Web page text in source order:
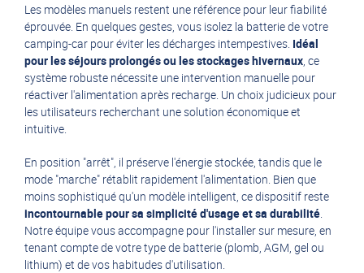
Les modèles manuels restent une référence pour leur fiabilité
éprouvée. En quelques gestes, vous isolez la batterie de votre
camping-car pour éviter les décharges intempestives. Idéal
pour les séjours prolongés ou les stockages hivernaux, ce
système robuste nécessite une intervention manuelle pour
réactiver l'alimentation après recharge. Un choix judicieux pour
les utilisateurs recherchant une solution économique et
intuitive.
En position "arrêt", il préserve l'énergie stockée, tandis que le
mode "marche" rétablit rapidement l'alimentation. Bien que
moins sophistiqué qu'un modèle intelligent, ce dispositif reste
incontournable pour sa simplicité d'usage et sa durabilité.
Notre équipe vous accompagne pour l'installer sur mesure, en
tenant compte de votre type de batterie (plomb, AGM, gel ou
lithium) et de vos habitudes d'utilisation.